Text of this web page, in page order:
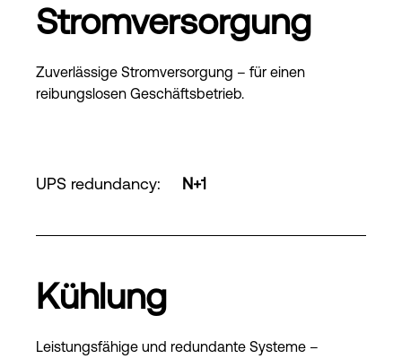
Stromversorgung
Zuverlässige Stromversorgung – für einen
reibungslosen Geschäftsbetrieb.
UPS redundancy: N+1
Kühlung
Leistungsfähige und redundante Systeme –